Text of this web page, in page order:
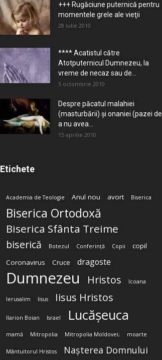
+++ Rugăciune puternică pentru
momentele grele ale vieţii
28 iulie 2010
**** Acatistul către
Atotputernicul Dumnezeu, la
vreme de necaz sau de...
5 octombrie 2010
Despre păcatul malahiei
(masturbării) şi onaniei (pazei de
a nu avea...
15 aprilie 2010
Etichete
Academia de Teologie Anul nou avort Biserica
Biserica Ortodoxă
Biserica Sfânta Treime
biserică Botezul Conferință Copii
copil
Coronavirus
Cruce dragoste
Dumnezeu Hristos Icoana
Ierusalim Iisus Iisus Hristos
Ilarion Boian Israel Lucășeuca
mamă Mitropolia Mitropolia Moldovei; moarte
Mântuitorul Hristos Nașterea Domnului